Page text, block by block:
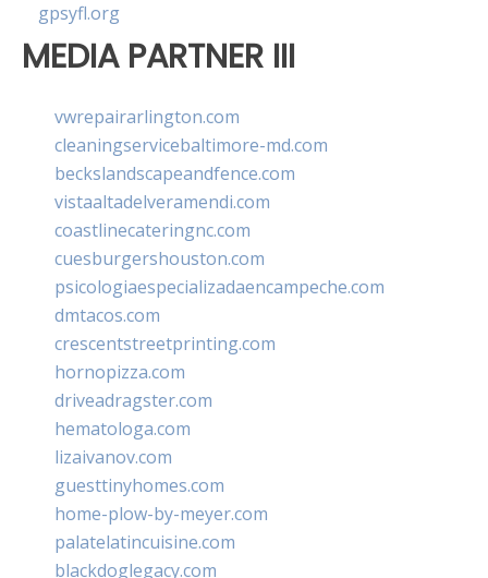
gpsyfl.org
MEDIA PARTNER III
vwrepairarlington.com
cleaningservicebaltimore-md.com
beckslandscapeandfence.com
vistaaltadelveramendi.com
coastlinecateringnc.com
cuesburgershouston.com
psicologiaespecializadaencampeche.com
dmtacos.com
crescentstreetprinting.com
hornopizza.com
driveadragster.com
hematologa.com
lizaivanov.com
guesttinyhomes.com
home-plow-by-meyer.com
palatelatincuisine.com
blackdoglegacy.com